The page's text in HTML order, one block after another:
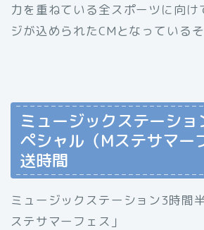
力を重ねている全スポーツに向け
ジが込められたCMとなっているそ
ミュージックステーシ
ペシャル（Mステサマー
送時間
ミュージックステーション3時間
ステサマーフェス」